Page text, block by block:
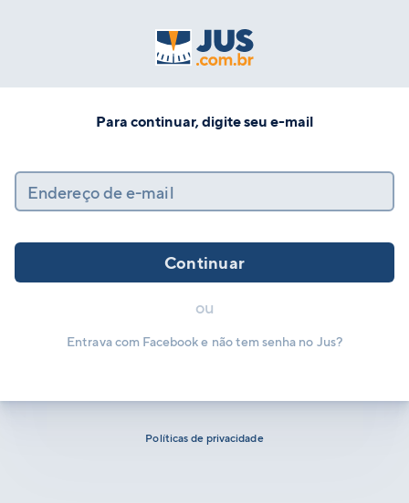
Para continuar, digite seu e-mail
Endereço de e-mail
Continuar
ou
Entrava com Facebook e não tem senha no Jus?
Políticas de privacidade